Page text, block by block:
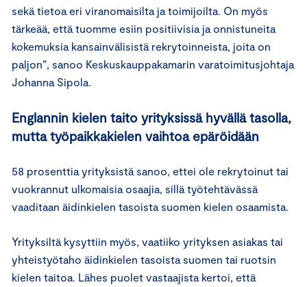
sekä tietoa eri viranomaisilta ja toimijoilta. On myös
tärkeää, että tuomme esiin positiivisia ja onnistuneita
kokemuksia kansainvälisistä rekrytoinneista, joita on
paljon”, sanoo Keskuskauppakamarin varatoimitusjohtaja
Johanna Sipola.
Englannin kielen taito yrityksissä hyvällä tasolla,
mutta työpaikkakielen vaihtoa epäröidään
58 prosenttia yrityksistä sanoo, ettei ole rekrytoinut tai
vuokrannut ulkomaisia osaajia, sillä työtehtävässä
vaaditaan äidinkielen tasoista suomen kielen osaamista.
Yrityksiltä kysyttiin myös, vaatiiko yrityksen asiakas tai
yhteistyötaho äidinkielen tasoista suomen tai ruotsin
kielen taitoa. Lähes puolet vastaajista kertoi, että